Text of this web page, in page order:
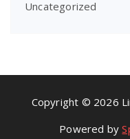
Uncategorized
Copyright © 2026
Powered by